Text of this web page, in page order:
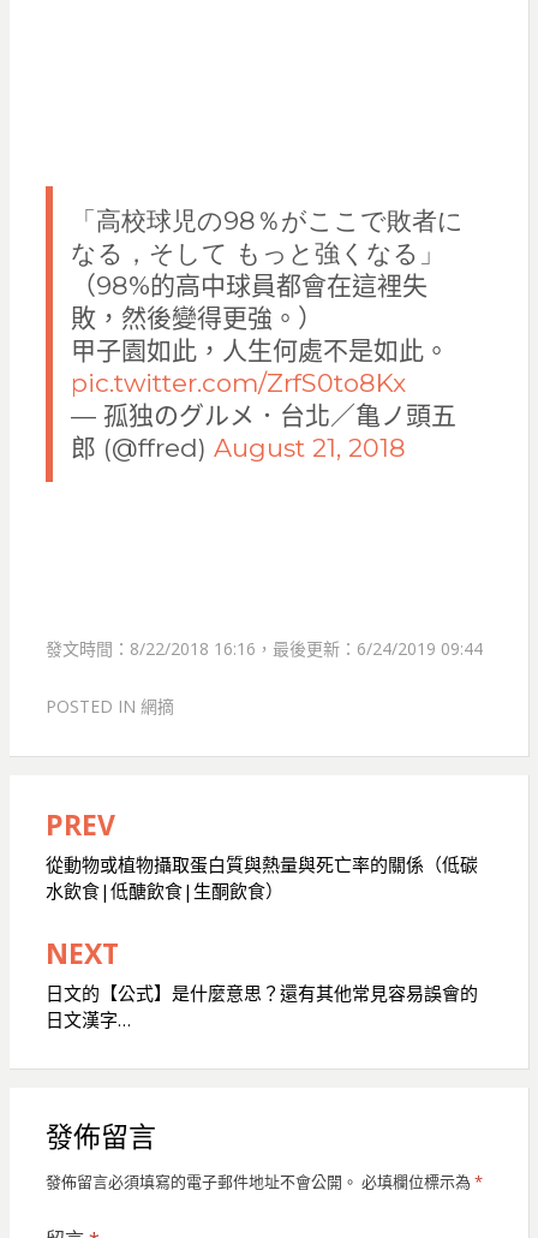
「高校球児の98％がここで敗者に
なる，そして もっと強くなる」
（98%的高中球員都會在這裡失
敗，然後變得更強。）
甲子園如此，人生何處不是如此。
pic.twitter.com/ZrfS0to8Kx
— 孤独のグルメ．台北／亀ノ頭五
郎 (@ffred) August 21, 2018
發文時間：8/22/2018 16:16，最後更新：6/24/2019 09:44
POSTED IN 網摘
文
章
導
覽
PREV
從動物或植物攝取蛋白質與熱量與死亡率的關係（低碳
水飲食|低醣飲食|生酮飲食）
NEXT
日文的【公式】是什麼意思？還有其他常見容易誤會的
日文漢字…
發佈留言
發佈留言必須填寫的電子郵件地址不會公開。 必填欄位標示為 *